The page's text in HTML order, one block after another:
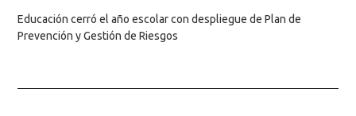
Educación cerró el año escolar con despliegue de Plan de
Prevención y Gestión de Riesgos